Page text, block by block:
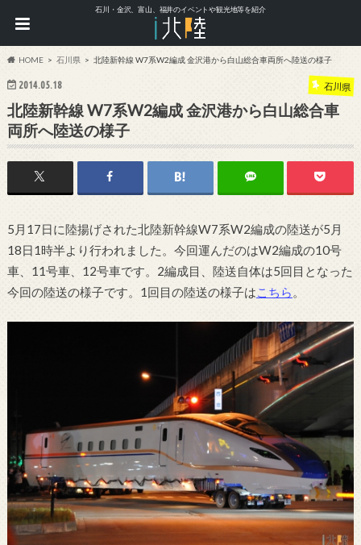
石川・金沢、富山、福井のイベントや観光地等を紹介
HOME 石川県 北陸新幹線 W7系W2編成 金沢港から白山総合車両所へ陸送の様子
2014.05.18 石川県
北陸新幹線 W7系W2編成 金沢港から白山総合車
両所へ陸送の様子
5月17日に陸揚げされた北陸新幹線W7系W2編成の陸送が5月
18日1時半より行われました。今回運んだのはW2編成の10号
車、11号車、12号車です。2編成目、陸送自体は5回目となった
今回の陸送の様子です。1回目の陸送の様子はこちら 。